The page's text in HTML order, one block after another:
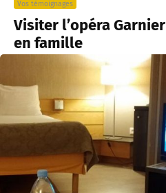
Vos témoignages
Visiter l’opéra Garnier
en famille